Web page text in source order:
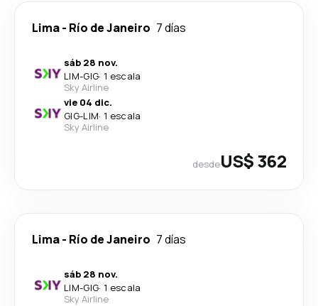
Lima- Río de Janeiro 7 días
sáb 28 nov.
LIM-GIG· 1 escala
Sky Airline
vie 04 dic.
GIG-LIM· 1 escala
Sky Airline
desdeUS$ 362
Lima- Río de Janeiro 7 días
sáb 28 nov.
LIM-GIG· 1 escala
Sky Airline